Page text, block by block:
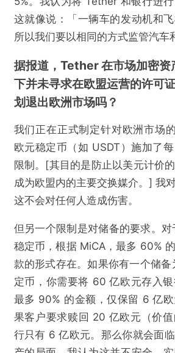
这就像说：「一辆车的发动机和
所以我们要以相同的方式监管汽车
据报道，Tether 在市场加密资
下并未寻求在欧盟运营的许可
划退出欧洲市场吗？
我们正在正式制定针对欧洲市场
欧元稳定币（如 USDT）施加了
限制。[其目的是防止以美元计价
成为欧盟内的主要交换媒介。] 我
这不会对任何人造成伤害。
但另一个限制是对储备的要求。
稳定币，根据 MiCA，最多 60%
款的形式存在。如果你有一个储
定币，你需要将 60 亿欧元存入
最多 90% 的金额，仅保留 6 亿
果客户要求赎回 20 亿欧元（价
行只有 6 亿欧元。那么你就会面